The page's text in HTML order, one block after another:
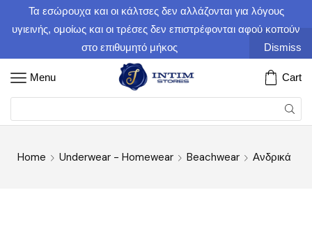
Τα εσώρουχα και οι κάλτσες δεν αλλάζονται για λόγους
υγιεινής, ομοίως και οι τρέσες δεν επιστρέφονται αφού κοπούν
στο επιθυμητό μήκος
Dismiss
Menu Cart
Home Underwear - Homewear Beachwear Ανδρικά